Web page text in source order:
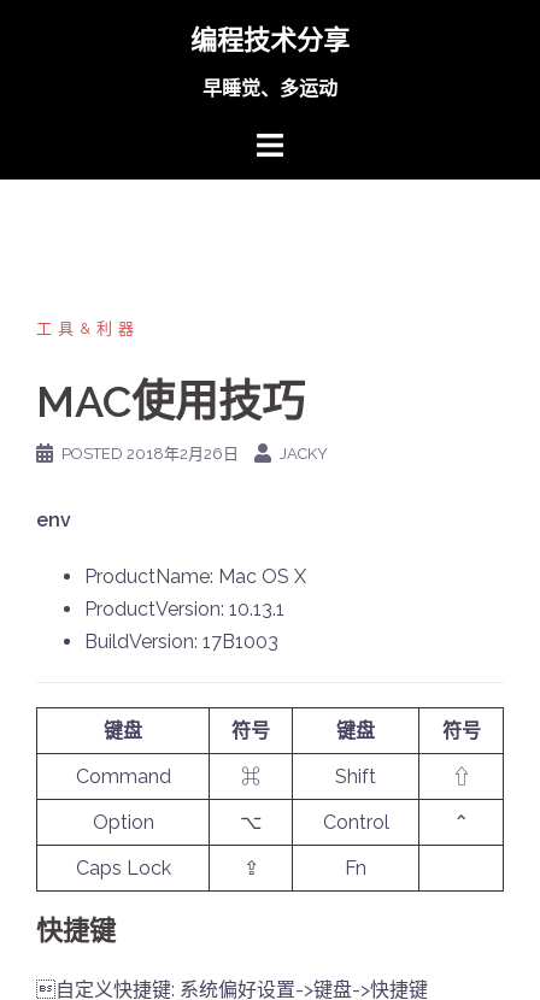
编程技术分享
早睡觉、多运动
工具&利器
MAC使用技巧
POSTED 2018年2月26日 JACKY
env
ProductName: Mac OS X
ProductVersion: 10.13.1
BuildVersion: 17B1003
键盘 符号 键盘
符号
Command
⌘ Shift
⇧
Option
⌥ Control
⌃
Caps Lock
⇪ Fn
快捷键
自定义快捷键: 系统偏好设置->键盘->快捷键